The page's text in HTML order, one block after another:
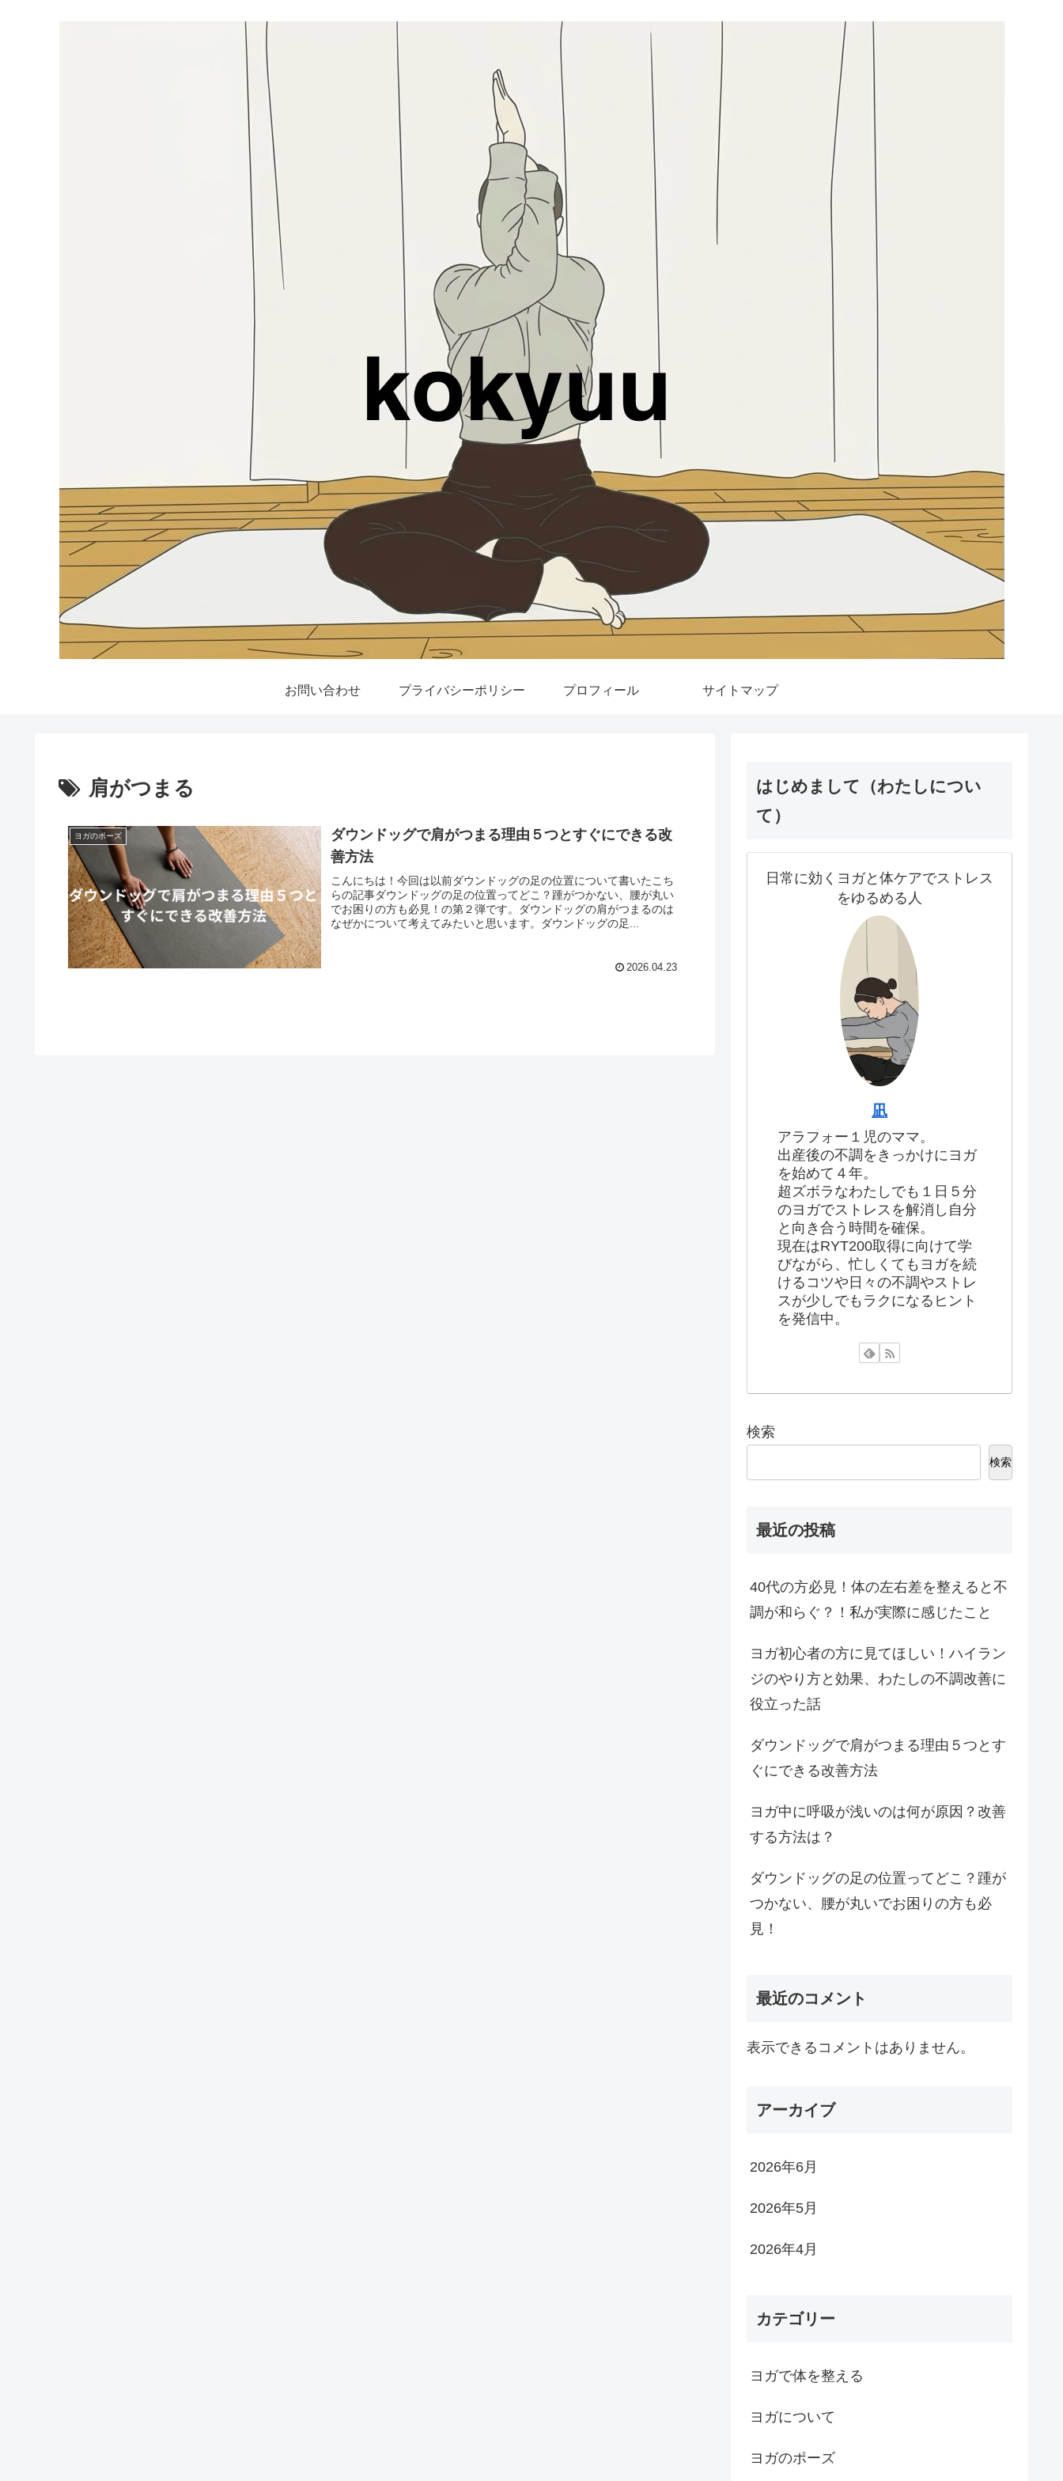
お問い合わせ プライバシーポリシー プロフィール サイトマップ
肩がつまる
ヨガのポーズ
ダウンドッグで肩がつまる理由５つとすぐにできる改
善方法
こんにちは！今回は以前ダウンドッグの足の位置について書いたこち
らの記事ダウンドッグの足の位置ってどこ？踵がつかない、腰が丸い
でお困りの方も必見！の第２弾です。ダウンドッグの肩がつまるのは
なぜかについて考えてみたいと思います。ダウンドッグの足...
2026.04.23
はじめまして（わたしについ
て）
日常に効くヨガと体ケアでストレス
をゆるめる人
凪
アラフォー１児のママ。
出産後の不調をきっかけにヨガ
を始めて４年。
超ズボラなわたしでも１日５分
のヨガでストレスを解消し自分
と向き合う時間を確保。
現在はRYT200取得に向けて学
びながら、忙しくてもヨガを続
けるコツや日々の不調やストレ
スが少しでもラクになるヒント
を発信中。
検索
検索
最近の投稿
40代の方必見！体の左右差を整えると不
調が和らぐ？！私が実際に感じたこと
ヨガ初心者の方に見てほしい！ハイラン
ジのやり方と効果、わたしの不調改善に
役立った話
ダウンドッグで肩がつまる理由５つとす
ぐにできる改善方法
ヨガ中に呼吸が浅いのは何が原因？改善
する方法は？
ダウンドッグの足の位置ってどこ？踵が
つかない、腰が丸いでお困りの方も必
見！
最近のコメント
表示できるコメントはありません。
アーカイブ
2026年6月
2026年5月
2026年4月
カテゴリー
ヨガで体を整える
ヨガについて
ヨガのポーズ